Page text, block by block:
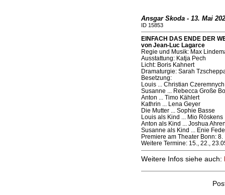
Ansgar Skoda - 13. Mai
ID 15853
EINFACH DAS ENDE DER
von Jean-Luc Lagarce
Regie und Musik: Max
Ausstattung: Katja Pech
Licht: Boris Kahnert
Dramaturgie: Sarah
Besetzung:
Louis ... Christian Czeremnych
Susanne ... Rebecca Große
Anton ... Timo Kählert
Kathrin ... Lena Geyer
Die Mutter ... Sophie Basse
Louis als Kind ... Mio Röskens
Anton als Kind ... Joshua
Susanne als Kind ... Enie
Premiere am Theater Bonn: 8.
Weitere Termine: 15., 22.,
Weitere Infos siehe auch: